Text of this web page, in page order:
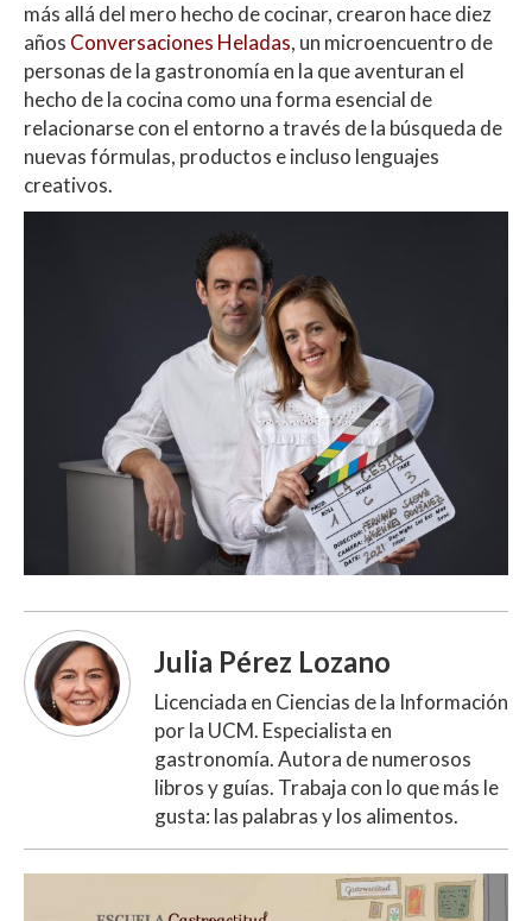
más allá del mero hecho de cocinar, crearon hace diez
años Conversaciones Heladas, un microencuentro de
personas de la gastronomía en la que aventuran el
hecho de la cocina como una forma esencial de
relacionarse con el entorno a través de la búsqueda de
nuevas fórmulas, productos e incluso lenguajes
creativos.
Julia Pérez Lozano
Licenciada en Ciencias de la Información
por la UCM. Especialista en
gastronomía. Autora de numerosos
libros y guías. Trabaja con lo que más le
gusta: las palabras y los alimentos.